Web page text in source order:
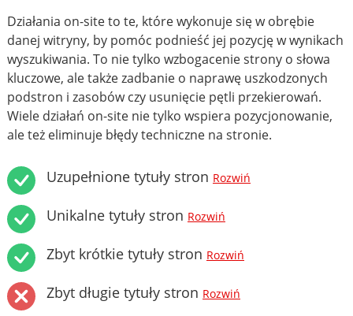
Działania on-site to te, które wykonuje się w obrębie
danej witryny, by pomóc podnieść jej pozycję w wynikach
wyszukiwania. To nie tylko wzbogacenie strony o słowa
kluczowe, ale także zadbanie o naprawę uszkodzonych
podstron i zasobów czy usunięcie pętli przekierowań.
Wiele działań on-site nie tylko wspiera pozycjonowanie,
ale też eliminuje błędy techniczne na stronie.
Uzupełnione tytuły stron Rozwiń
Unikalne tytuły stron Rozwiń
Zbyt krótkie tytuły stron Rozwiń
Zbyt długie tytuły stron Rozwiń